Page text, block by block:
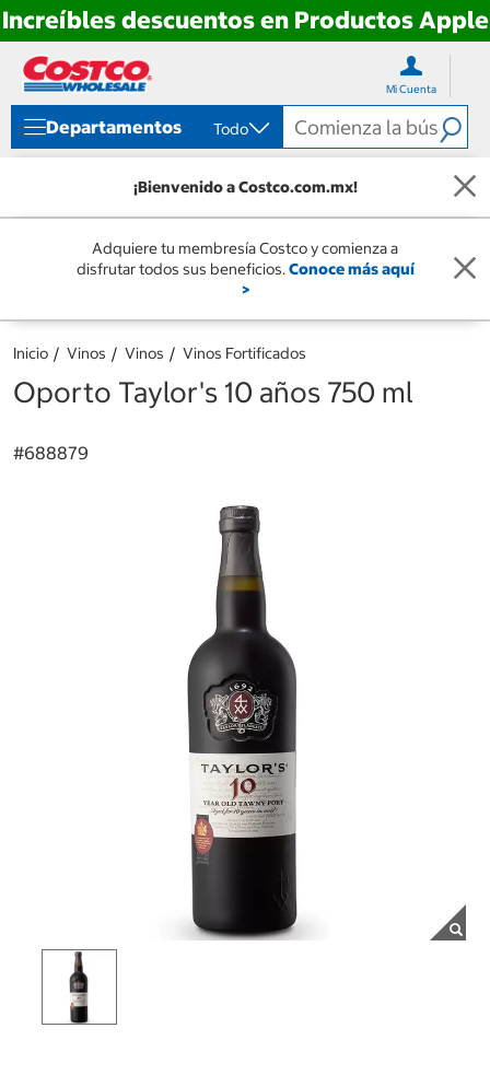
Increíbles descuentos en Productos Apple
directo
contenido
directo
menú
navegación
Mi Cuenta
Departamentos Todo
¡Bienvenido a Costco.com.mx!
Adquiere tu membresía Costco y comienza a
disfrutar todos sus beneficios.Conoce más aquí
>
Inicio Vinos Vinos Vinos Fortificados
Oporto Taylor's 10 años 750 ml
#688879